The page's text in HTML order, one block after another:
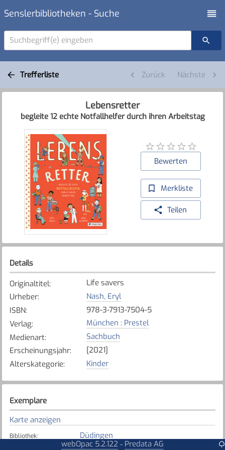
Senslerbibliotheken - Suche
Suchbegriff(e) eingeben
Trefferliste Zurück Nächste
Lebensretter
begleite 12 echte Notfallhelfer durch ihren Arbeitstag
Bewerten
Merkliste
Teilen
Details
Originaltitel:
Life savers
Urheber:
Nash, Eryl
ISBN:
978-3-7913-7504-5
Verlag:
München : Prestel
Medienart:
Sachbuch
Erscheinungsjahr:
[2021]
Alterskategorie: Kinder
Exemplare
Karte anzeigen
Bibliothek: Düdingen
Verfügbar
webOpac 5.2.122 - Predata AG